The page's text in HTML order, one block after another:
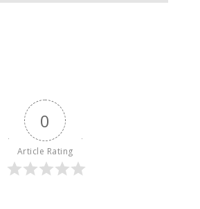
0
Article Rating